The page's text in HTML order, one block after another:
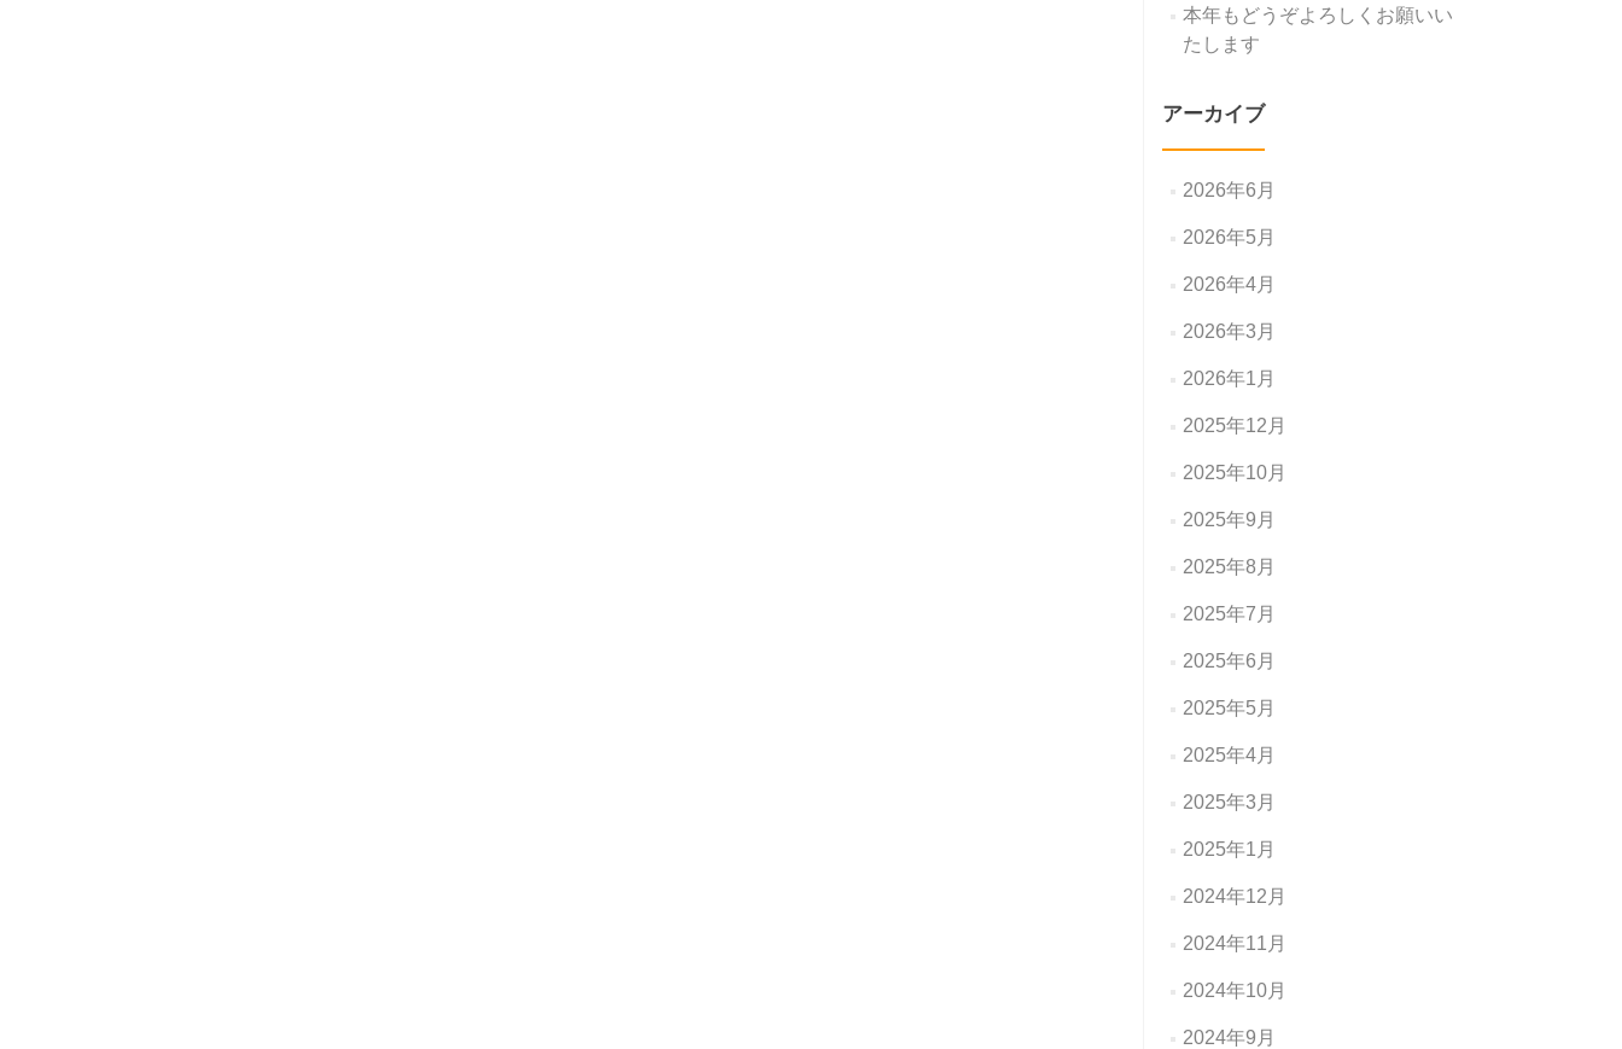
本年もどうぞよろしくお願いい
たします
アーカイブ
2026年6月
2026年5月
2026年4月
2026年3月
2026年1月
2025年12月
2025年10月
2025年9月
2025年8月
2025年7月
2025年6月
2025年5月
2025年4月
2025年3月
2025年1月
2024年12月
2024年11月
2024年10月
2024年9月